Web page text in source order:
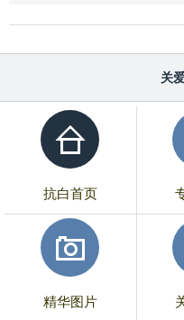
关
抗白首页
精华图片